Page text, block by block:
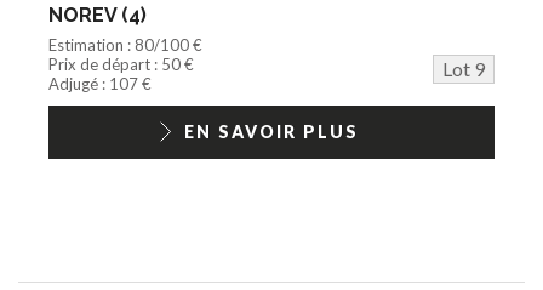
NOREV (4)
Estimation : 80/100 €
Prix de départ : 50 €
Lot 9
Adjugé : 107 €
EN SAVOIR PLUS